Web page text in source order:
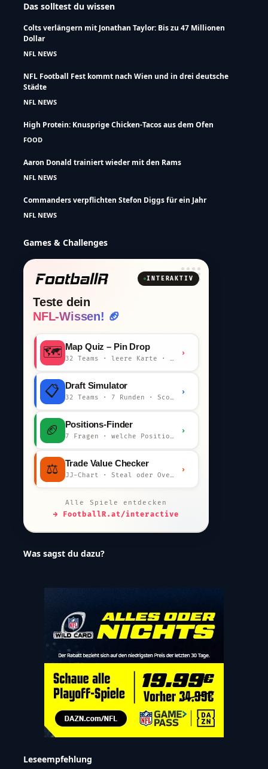
Das solltest du wissen
Colts verlängern mit Jonathan Taylor: Bis zu 47 Millionen
Dollar
NFL NEWS
NFL Football Fest kommt nach Wien und in drei deutsche
Städte
NFL NEWS
High Protein: Knusprige Chicken-Tacos aus dem Ofen
FOOD
Aaron Donald trainiert wieder mit den Rams
NFL NEWS
Commanders verpflichten Stefon Diggs für ein Jahr
NFL NEWS
Games & Challenges
INTERAKTIV
Teste dein
NFL-Wissen! 🏈
🗺️ Map Quiz – Pin Drop
32 Teams · leere Karte · km-Wertung
›
📋 Draft Simulator
32 Teams · 7 Runden · Scout-Kommentar
›
🏈 Positions-Finder
7 Fragen · welche Position bist du?
›
⚖️ Trade Value Checker
JJ-Chart · Steal oder Overpay?
›
Alle Spiele entdecken
→ FootballR.at/interactive
Was sagst du dazu?
Leseempfehlung